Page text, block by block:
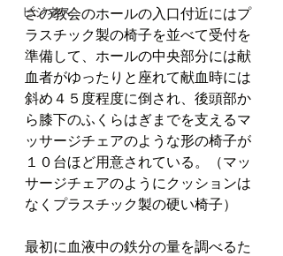
ビジネス
さの教会のホールの入口付近にはプ
ラスチック製の椅子を並べて受付を
準備して、ホールの中央部分には献
血者がゆったりと座れて献血時には
斜め４５度程度に倒され、後頭部か
ら膝下のふくらはぎまでを支えるマ
ッサージチェアのような形の椅子が
１０台ほど用意されている。（マッ
サージチェアのようにクッションは
なくプラスチック製の硬い椅子）
最初に血液中の鉄分の量を調べるた